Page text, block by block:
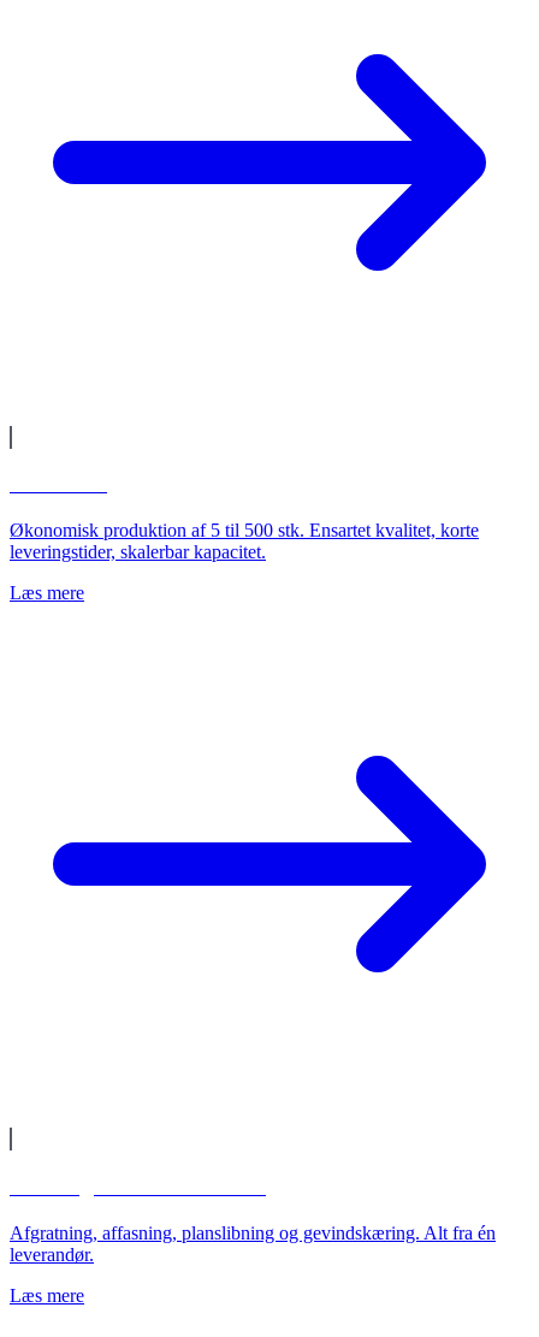
Økonomisk produktion af 5 til 500 stk. Ensartet kvalitet, korte
leveringstider, skalerbar kapacitet.
Læs mere
Afgratning, affasning, planslibning og gevindskæring. Alt fra én
leverandør.
Læs mere